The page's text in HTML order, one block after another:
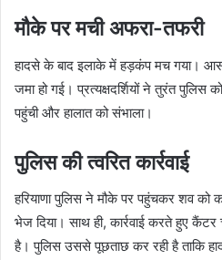
मौके पर मची अफरा-तफरी
हादसे के बाद इलाके में हड़कंप मच गया।
जमा हो गई। प्रत्यक्षदर्शियों ने तुरंत पुलिस
पहुंची और हालात को संभाला।
पुलिस की त्वरित कार्रवाई
हरियाणा पुलिस ने मौके पर पहुंचकर शव को
भेज दिया। साथ ही, कार्रवाई करते हुए कैंटर
है। पुलिस उससे पूछताछ कर रही है ताकि